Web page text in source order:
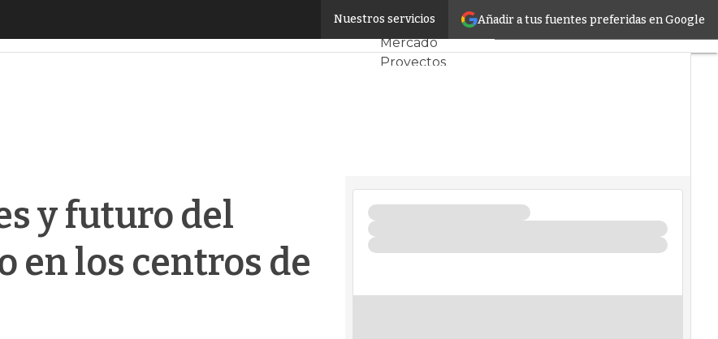
Añadir a tus fuentes preferidas en Google
Nuestros servicios
y futuro del consumo energético en los centros de datosServidores CPD y
Mercado
Proyectos
y futuro del
en los centros de